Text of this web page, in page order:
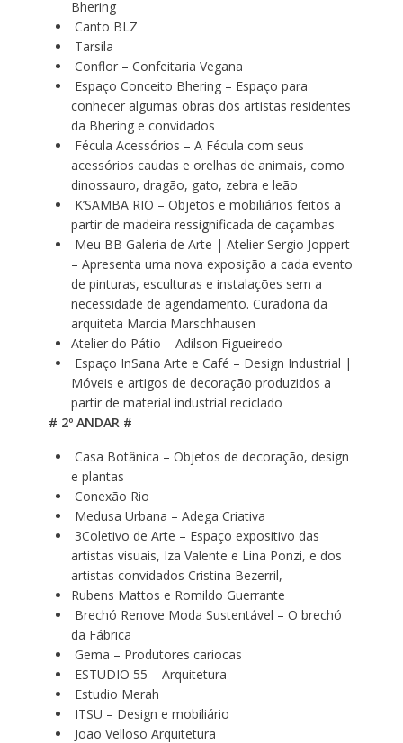
Bhering
Canto BLZ
Tarsila
Conflor – Confeitaria Vegana
Espaço Conceito Bhering – Espaço para
conhecer algumas obras dos artistas residentes
da Bhering e convidados
Fécula Acessórios – A Fécula com seus
acessórios caudas e orelhas de animais, como
dinossauro, dragão, gato, zebra e leão
K’SAMBA RIO – Objetos e mobiliários feitos a
partir de madeira ressignificada de caçambas
Meu BB Galeria de Arte | Atelier Sergio Joppert
– Apresenta uma nova exposição a cada evento
de pinturas, esculturas e instalações sem a
necessidade de agendamento. Curadoria da
arquiteta Marcia Marschhausen
Atelier do Pátio – Adilson Figueiredo
Espaço InSana Arte e Café – Design Industrial |
Móveis e artigos de decoração produzidos a
partir de material industrial reciclado
# 2º ANDAR #
Casa Botânica – Objetos de decoração, design
e plantas
Conexão Rio
Medusa Urbana – Adega Criativa
3Coletivo de Arte – Espaço expositivo das
artistas visuais, Iza Valente e Lina Ponzi, e dos
artistas convidados Cristina Bezerril,
Rubens Mattos e Romildo Guerrante
Brechó Renove Moda Sustentável – O brechó
da Fábrica
Gema – Produtores cariocas
ESTUDIO 55 – Arquitetura
Estudio Merah
ITSU – Design e mobiliário
João Velloso Arquitetura